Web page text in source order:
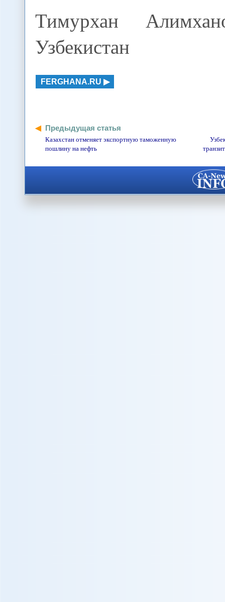
Тимурхан
Узбекистан
FERGHANA.RU
Предыдущая статья
Казахстан отменяет экспортную таможенную
пошлину на нефть